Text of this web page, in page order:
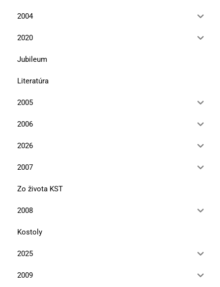
2004
2020
Jubileum
Literatúra
2005
2006
2026
2007
Zo života KST
2008
Kostoly
2025
2009